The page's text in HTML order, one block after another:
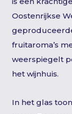
Oostenrijkse
fruitaroma’s
weerspiegelt
het wijnhuis.
In het glas